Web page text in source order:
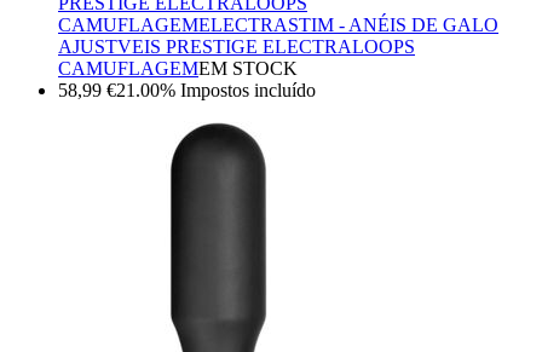
CAMUFLAGEMELECTRASTIM - ANÉIS DE GALO
AJUSTVEIS PRESTIGE ELECTRALOOPS
CAMUFLAGEMEM STOCK
58,99 €21.00% Impostos incluído